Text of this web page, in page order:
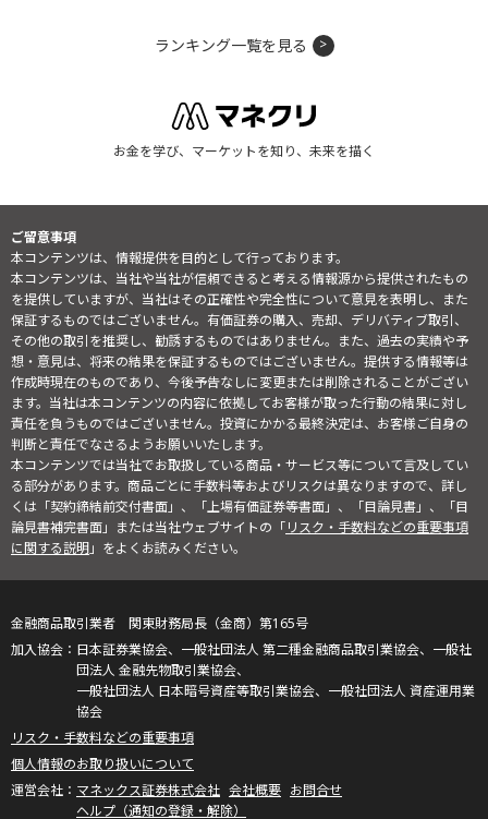
ランキング一覧を見る
お金を学び、マーケットを知り、未来を描く
ご留意事項
本コンテンツは、情報提供を目的として行っております。
本コンテンツは、当社や当社が信頼できると考える情報源から提供されたもの
を提供していますが、当社はその正確性や完全性について意見を表明し、また
保証するものではございません。有価証券の購入、売却、デリバティブ取引、
その他の取引を推奨し、勧誘するものではありません。また、過去の実績や予
想・意見は、将来の結果を保証するものではございません。提供する情報等は
作成時現在のものであり、今後予告なしに変更または削除されることがござい
ます。当社は本コンテンツの内容に依拠してお客様が取った行動の結果に対し
責任を負うものではございません。投資にかかる最終決定は、お客様ご自身の
判断と責任でなさるようお願いいたします。
本コンテンツでは当社でお取扱している商品・サービス等について言及してい
る部分があります。商品ごとに手数料等およびリスクは異なりますので、詳し
くは「契約締結前交付書面」、「上場有価証券等書面」、「目論見書」、「目
論見書補完書面」または当社ウェブサイトの「リスク・手数料などの重要事項
に関する説明」をよくお読みください。
金融商品取引業者 関東財務局長（金商）第165号
日本証券業協会、一般社団法人 第二種金融商品取引業協会、一般社
団法人 金融先物取引業協会、
一般社団法人 日本暗号資産等取引業協会、一般社団法人 資産運用業
協会
リスク・手数料などの重要事項
個人情報のお取り扱いについて
マネックス証券株式会社 会社概要 お問合せ
ヘルプ（通知の登録・解除）